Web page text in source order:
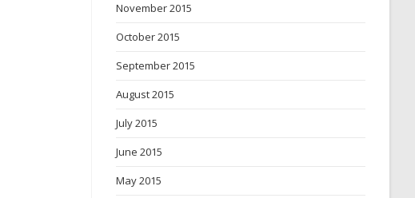
November 2015
October 2015
September 2015
August 2015
July 2015
June 2015
May 2015